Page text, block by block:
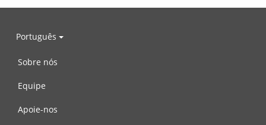
Português
Sobre nós
Equipe
Apoie-nos